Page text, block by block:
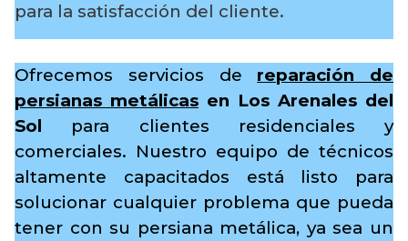
para la satisfacción del cliente.
Ofrecemos servicios de reparación de
persianas metálicas en Los Arenales del
Sol para clientes residenciales y
comerciales. Nuestro equipo de técnicos
altamente capacitados está listo para
solucionar cualquier problema que pueda
tener con su persiana metálica, ya sea un